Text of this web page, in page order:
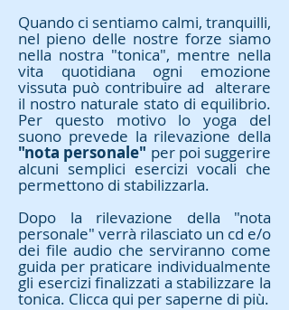
Quando ci sentiamo calmi, tranquilli,
nel pieno delle nostre forze siamo
nella nostra "tonica", mentre nella
vita quotidiana ogni emozione
vissuta può contribuire ad alterare
il nostro naturale stato di equilibrio.
Per questo motivo lo yoga del
suono prevede la rilevazione della
"nota personale" per poi suggerire
alcuni semplici esercizi vocali che
permettono di stabilizzarla.
Dopo la rilevazione della "nota
personale" verrà rilasciato un cd e/o
dei file audio che serviranno come
guida per praticare individualmente
gli esercizi finalizzati a stabilizzare la
tonica. Clicca qui per saperne di più.